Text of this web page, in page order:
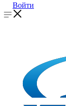
Войти